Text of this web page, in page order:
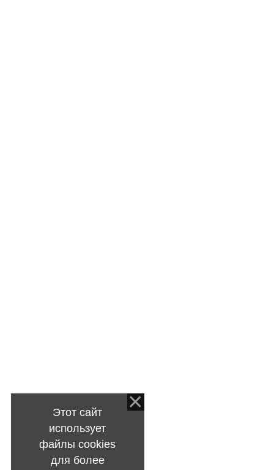
Этот сайт
использует
файлы cookies
для более